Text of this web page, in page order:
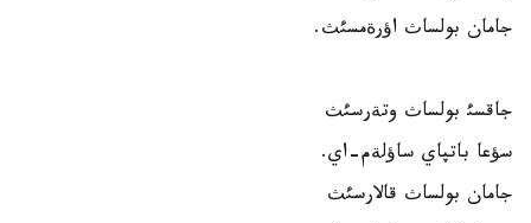
جامان بولساث اؤرةمسئث.
جاقسئ بولساث وتةرسئث
سؤعا باتپاي ساؤلةم-اي.
جامان بولساث قالارسئث